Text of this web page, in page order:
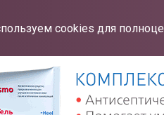
cookies для